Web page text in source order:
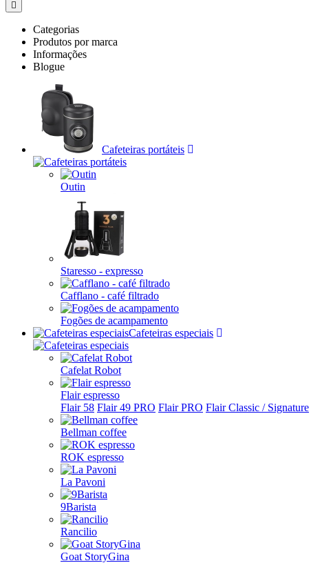
Categorias
Produtos por marca
Informações
Blogue
Cafeteiras portáteis
Outin
Staresso - expresso
Cafflano - café filtrado
Fogões de acampamento
Cafeteiras especiais
Cafelat Robot
Flair espresso
Flair 58 Flair 49 PRO Flair PRO Flair Classic / Signature
Bellman coffee
ROK espresso
La Pavoni
9Barista
Rancilio
Goat StoryGina